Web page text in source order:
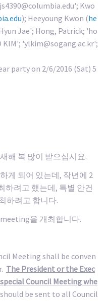
Kwo
); Heeyoung Kwon (he
Jae'; Hong, Patrick; 'ho
'ylkim@sogang.ac.kr';
party on 2/6/2016 (Sat) 5
해 복 많이 받으십시요.
게 되어 있는데, 작년에 2
하려고 했는데, 특별 안건
하려고 합니다.
을 개최합니다.
Meeting shall be conven
The President or the Exec
Council Meeting whe
be sent to all Council